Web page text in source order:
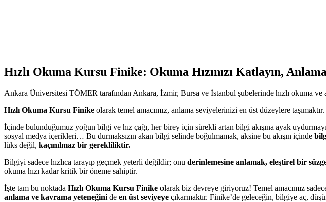
Hızlı Okuma Kursu Finike: Okuma Hızınızı Katlayın,
Ankara Üniversitesi TÖMER tarafından Ankara, İzmir, Bursa ve İstanbul şubelerinde hızlı okuma ve
Hızlı Okuma Kursu Finike olarak temel amacımız, anlama seviyelerinizi en üst düzeylere taşımaktır.
İçinde bulunduğumuz yoğun bilgi ve hız çağı, her birey için sürekli artan bilgi akışına ayak
sosyal medya içerikleri… Bu durmaksızın akan bilgi selinde boğulmamak, aksine bu akışın içinde
lüks değil, kaçınılmaz bir gerekliliktir.
Bilgiyi sadece hızlıca tarayıp geçmek yeterli değildir; onu derinlemesine anlamak, eleştirel bir
okuma hızı kadar kritik bir öneme sahiptir.
İşte tam bu noktada Hızlı Okuma Kursu Finike olarak biz devreye giriyoruz! Temel amacımız
anlama ve kavrama yeteneğini de en üst seviyeye çıkarmaktır. Finike’de geleceğin, bilgiye aç,